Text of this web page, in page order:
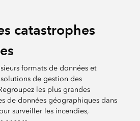
catastrophes
formats de données et
de gestion des
les plus grandes
de données géographiques dans
surveiller les incendies,